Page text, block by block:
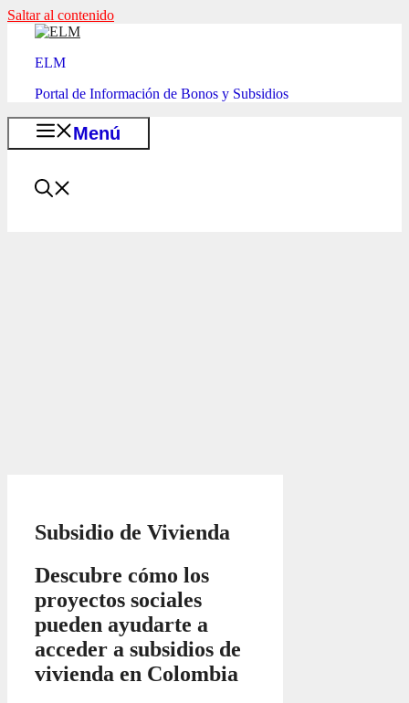
Saltar al contenido
ELM
Portal de Información de Bonos y Subsidios
Menú
Subsidio de Vivienda
Descubre cómo los
proyectos sociales
pueden ayudarte a
acceder a subsidios de
vivienda en Colombia